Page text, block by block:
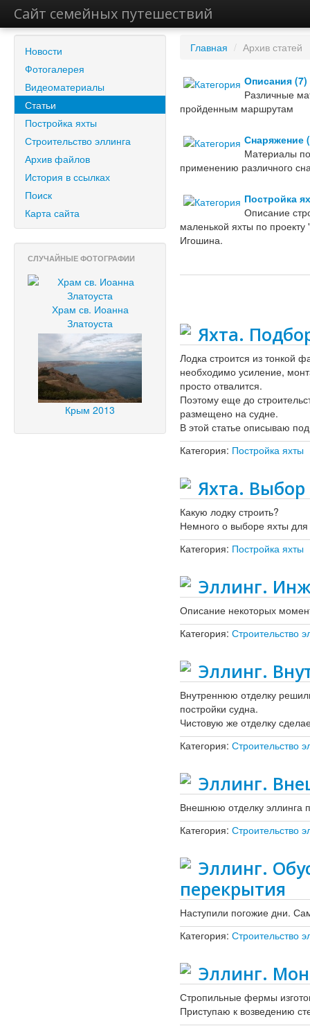
Сайт семейных путешествий
Новости
Фотогалерея
Видеоматериалы
Статьи
Постройка яхты
Строительство эллинга
Архив файлов
История в ссылках
Поиск
Карта сайта
СЛУЧАЙНЫЕ ФОТОГРАФИИ
Храм св. Иоанна
Златоуста
Крым 2013
Главная / Архив статей
Описания (7)
Различные
пройденным маршрутам
Снаряжение
Материалы
применению различного
Постройка
Описание
маленькой яхты по
Игошина.
Яхта.
Лодка строится из тонкой
необходимо усиление,
просто отвалится.
Поэтому еще до
размещено на судне.
В этой статье описываю
Категория: Постройка яхты
Яхта.
Какую лодку строить?
Немного о выборе яхты для
Категория: Постройка яхты
Эллинг.
Описание некоторых
Категория: Строительство
Эллинг.
Внутреннюю отделку
постройки судна.
Чистовую же отделку
Категория: Строительство
Эллинг.
Внешнюю отделку эллинга
Категория: Строительство
Эллинг.
перекрытия
Наступили погожие дни.
Категория: Строительство
Эллинг.
Стропильные фермы
Приступаю к возведению